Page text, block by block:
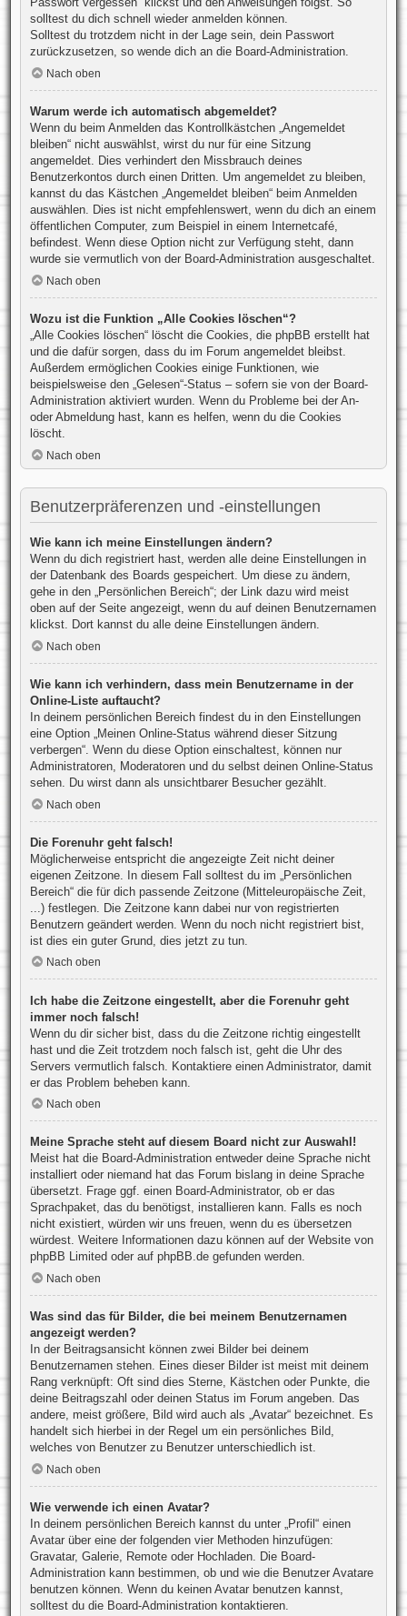
solltest du dich schnell wieder anmelden können.
Solltest du trotzdem nicht in der Lage sein, dein Passwort
zurückzusetzen, so wende dich an die Board-Administration.
Nach oben
Warum werde ich automatisch abgemeldet?
Wenn du beim Anmelden das Kontrollkästchen „Angemeldet
bleiben“ nicht auswählst, wirst du nur für eine Sitzung
angemeldet. Dies verhindert den Missbrauch deines
Benutzerkontos durch einen Dritten. Um angemeldet zu bleiben,
kannst du das Kästchen „Angemeldet bleiben“ beim Anmelden
auswählen. Dies ist nicht empfehlenswert, wenn du dich an einem
öffentlichen Computer, zum Beispiel in einem Internetcafé,
befindest. Wenn diese Option nicht zur Verfügung steht, dann
wurde sie vermutlich von der Board-Administration ausgeschaltet.
Nach oben
Wozu ist die Funktion „Alle Cookies löschen“?
„Alle Cookies löschen“ löscht die Cookies, die phpBB erstellt hat
und die dafür sorgen, dass du im Forum angemeldet bleibst.
Außerdem ermöglichen Cookies einige Funktionen, wie
beispielsweise den „Gelesen“-Status – sofern sie von der Board-
Administration aktiviert wurden. Wenn du Probleme bei der An-
oder Abmeldung hast, kann es helfen, wenn du die Cookies
löscht.
Nach oben
Benutzerpräferenzen und -einstellungen
Wie kann ich meine Einstellungen ändern?
Wenn du dich registriert hast, werden alle deine Einstellungen in
der Datenbank des Boards gespeichert. Um diese zu ändern,
gehe in den „Persönlichen Bereich“; der Link dazu wird meist
oben auf der Seite angezeigt, wenn du auf deinen Benutzernamen
klickst. Dort kannst du alle deine Einstellungen ändern.
Nach oben
Wie kann ich verhindern, dass mein Benutzername in der
Online-Liste auftaucht?
In deinem persönlichen Bereich findest du in den Einstellungen
eine Option „Meinen Online-Status während dieser Sitzung
verbergen“. Wenn du diese Option einschaltest, können nur
Administratoren, Moderatoren und du selbst deinen Online-Status
sehen. Du wirst dann als unsichtbarer Besucher gezählt.
Nach oben
Die Forenuhr geht falsch!
Möglicherweise entspricht die angezeigte Zeit nicht deiner
eigenen Zeitzone. In diesem Fall solltest du im „Persönlichen
Bereich“ die für dich passende Zeitzone (Mitteleuropäische Zeit,
...) festlegen. Die Zeitzone kann dabei nur von registrierten
Benutzern geändert werden. Wenn du noch nicht registriert bist,
ist dies ein guter Grund, dies jetzt zu tun.
Nach oben
Ich habe die Zeitzone eingestellt, aber die Forenuhr geht
immer noch falsch!
Wenn du dir sicher bist, dass du die Zeitzone richtig eingestellt
hast und die Zeit trotzdem noch falsch ist, geht die Uhr des
Servers vermutlich falsch. Kontaktiere einen Administrator, damit
er das Problem beheben kann.
Nach oben
Meine Sprache steht auf diesem Board nicht zur Auswahl!
Meist hat die Board-Administration entweder deine Sprache nicht
installiert oder niemand hat das Forum bislang in deine Sprache
übersetzt. Frage ggf. einen Board-Administrator, ob er das
Sprachpaket, das du benötigst, installieren kann. Falls es noch
nicht existiert, würden wir uns freuen, wenn du es übersetzen
würdest. Weitere Informationen dazu können auf der Website von
phpBB Limited oder auf phpBB.degefunden werden.
Nach oben
Was sind das für Bilder, die bei meinem Benutzernamen
angezeigt werden?
In der Beitragsansicht können zwei Bilder bei deinem
Benutzernamen stehen. Eines dieser Bilder ist meist mit deinem
Rang verknüpft: Oft sind dies Sterne, Kästchen oder Punkte, die
deine Beitragszahl oder deinen Status im Forum angeben. Das
andere, meist größere, Bild wird auch als „Avatar“ bezeichnet. Es
handelt sich hierbei in der Regel um ein persönliches Bild,
welches von Benutzer zu Benutzer unterschiedlich ist.
Nach oben
Wie verwende ich einen Avatar?
In deinem persönlichen Bereich kannst du unter „Profil“ einen
Avatar über eine der folgenden vier Methoden hinzufügen:
Gravatar, Galerie, Remote oder Hochladen. Die Board-
Administration kann bestimmen, ob und wie die Benutzer Avatare
benutzen können. Wenn du keinen Avatar benutzen kannst,
solltest du die Board-Administration kontaktieren.